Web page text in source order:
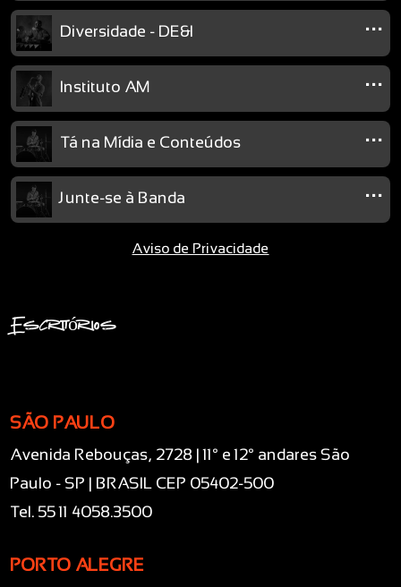
Diversidade - DE&I ...
Instituto AM ...
Tá na Mídia e Conteúdos ...
Junte-se à Banda ...
Aviso de Privacidade
Escritórios
SÃO PAULO
Avenida Rebouças, 2728 | 11° e 12° andares São
Paulo - SP | BRASIL CEP 05402-500
Tel. 55 11 4058.3500
PORTO ALEGRE